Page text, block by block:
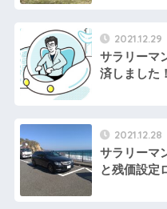
2021.12.29
サラリーマ
済しました
2021.12.28
サラリーマ
と残価設定